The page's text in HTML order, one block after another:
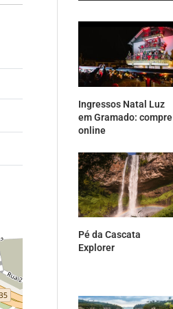
Ingressos Natal Luz
em Gramado: compre
online
Pé da Cascata
Explorer